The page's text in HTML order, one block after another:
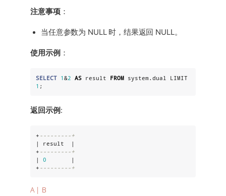
注意事项：
当任意参数为 NULL 时，结果返回 NULL。
使用示例 ：
SELECT 1&2 AS result FROM
1 ;
返回示例 :
+ ---------+
| result  |
+ ---------+
| 0
       |
+ ---------+
A | B